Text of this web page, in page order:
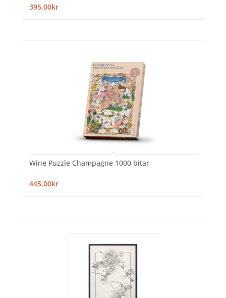
395,00kr
Wine Puzzle Champagne 1000 bitar
445,00kr